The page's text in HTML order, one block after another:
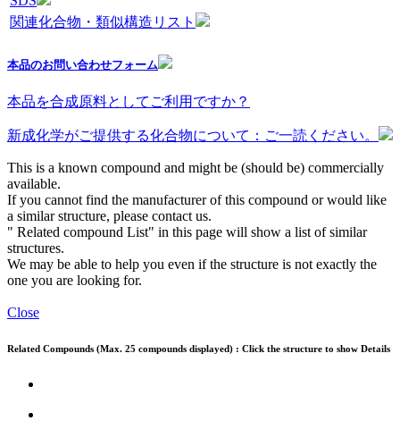
関連化合物・類似構造リスト
本品のお問い合わせフォーム
本品を合成原料としてご利用ですか？
新成化学がご提供する化合物について：ご一読ください。
This is a known compound and might be (should be) commercially
available.
If you cannot find the manufacturer of this compound or would like
a similar structure, please contact us.
" Related compound List" in this page will show a list of similar
structures.
We may be able to help you even if the structure is not exactly the
one you are looking for.
Close
Related Compounds (Max. 25 compounds displayed) : Click the structure to show Details